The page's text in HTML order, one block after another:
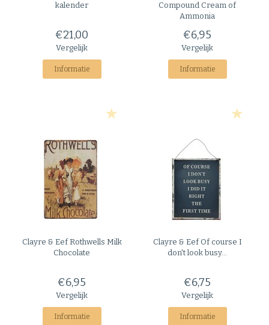
kalender
€21,00
Vergelijk
Informatie
Compound Cream of
Ammonia
€6,95
Vergelijk
Informatie
Clayre & EefRothwells Milk
Chocolate
€6,95
Vergelijk
Informatie
Clayre & EefOf course I
don't look busy...
€6,75
Vergelijk
Informatie